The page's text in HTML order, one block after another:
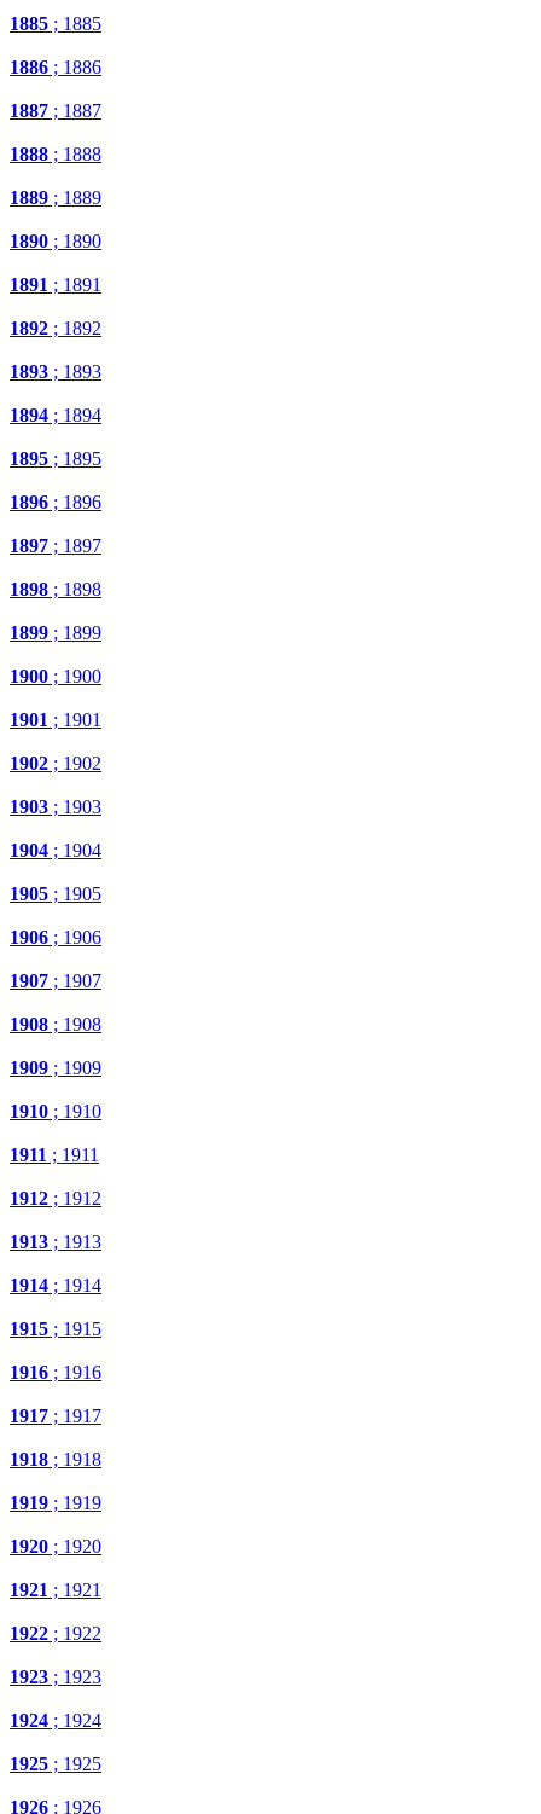
1885 ; 1885
1886 ; 1886
1887 ; 1887
1888 ; 1888
1889 ; 1889
1890 ; 1890
1891 ; 1891
1892 ; 1892
1893 ; 1893
1894 ; 1894
1895 ; 1895
1896 ; 1896
1897 ; 1897
1898 ; 1898
1899 ; 1899
1900 ; 1900
1901 ; 1901
1902 ; 1902
1903 ; 1903
1904 ; 1904
1905 ; 1905
1906 ; 1906
1907 ; 1907
1908 ; 1908
1909 ; 1909
1910 ; 1910
1911 ; 1911
1912 ; 1912
1913 ; 1913
1914 ; 1914
1915 ; 1915
1916 ; 1916
1917 ; 1917
1918 ; 1918
1919 ; 1919
1920 ; 1920
1921 ; 1921
1922 ; 1922
1923 ; 1923
1924 ; 1924
1925 ; 1925
1926 ; 1926